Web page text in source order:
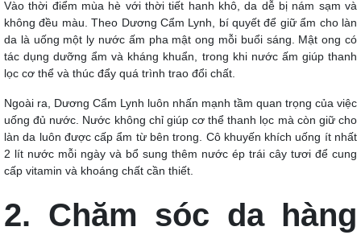
Vào thời điểm mùa hè với thời tiết hanh khô, da dễ bị nám sạm và
không đều màu. Theo Dương Cẩm Lynh, bí quyết để giữ ẩm cho làn
da là uống một ly nước ấm pha mật ong mỗi buổi sáng. Mật ong có
tác dụng dưỡng ẩm và kháng khuẩn, trong khi nước ấm giúp thanh
lọc cơ thể và thúc đẩy quá trình trao đổi chất.
Ngoài ra, Dương Cẩm Lynh luôn nhấn mạnh tầm quan trọng của việc
uống đủ nước. Nước không chỉ giúp cơ thể thanh lọc mà còn giữ cho
làn da luôn được cấp ẩm từ bên trong. Cô khuyến khích uống ít nhất
2 lít nước mỗi ngày và bổ sung thêm nước ép trái cây tươi để cung
cấp vitamin và khoáng chất cần thiết.
2. Chăm sóc da hàng